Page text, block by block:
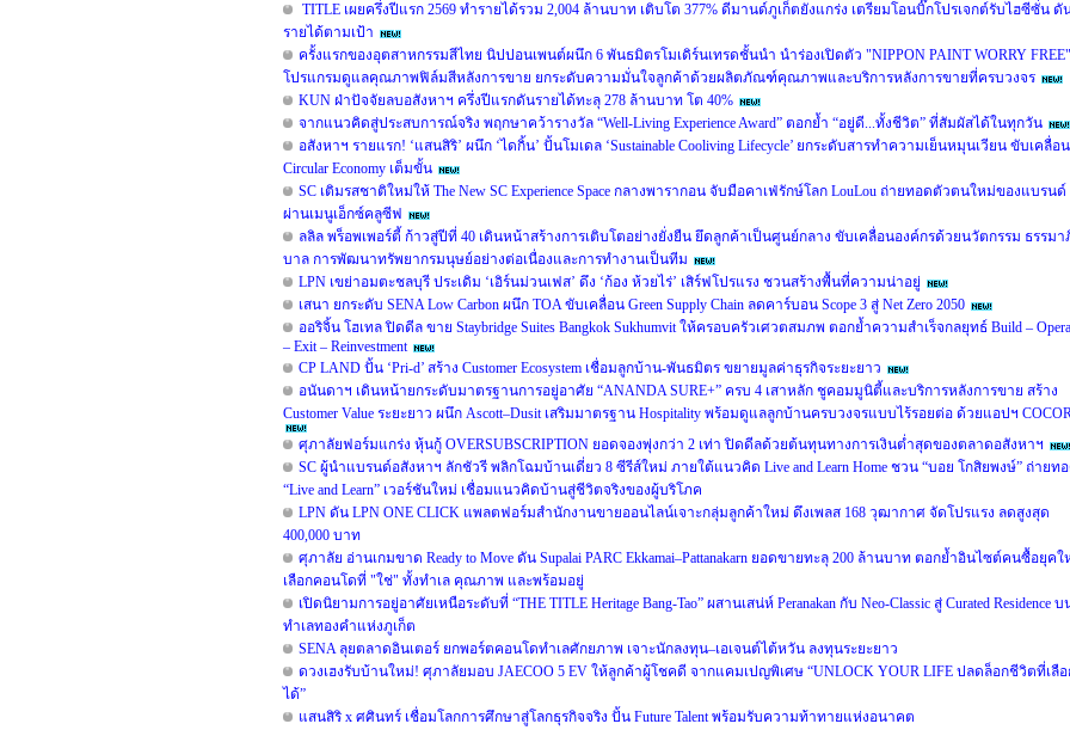
TITLE เผยครึ่งปีแรก 2569 ทำรายได้รวม 2,004 ล้านบาท เติบโต 377% ดีมานด์ภูเก็ตยังแกร่ง เตรียมโอนบิ๊กโปรเจกต์รับไฮซีซั่น ดั
รายได้ตามเป้า
ครั้งแรกของอุตสาหกรรมสีไทย นิปปอนเพนต์ผนึก 6 พันธมิตรโมเดิร์นเทรดชั้นนำ นำร่องเปิดตัว "NIPPON PAINT WORRY FREE"
โปรแกรมดูแลคุณภาพฟิล์มสีหลังการขาย ยกระดับความมั่นใจลูกค้าด้วยผลิตภัณฑ์คุณภาพและบริการหลังการขายที่ครบวงจร
KUN ฝ่าปัจจัยลบอสังหาฯ ครึ่งปีแรกดันรายได้ทะลุ 278 ล้านบาท โต 40%
จากแนวคิดสู่ประสบการณ์จริง พฤกษาคว้ารางวัล “Well-Living Experience Award” ตอกย้ำ “อยู่ดี...ทั้งชีวิต” ที่สัมผัสได้ในทุกวัน
อสังหาฯ รายแรก! ‘แสนสิริ’ ผนึก ‘ไดกิ้น’ ปั้นโมเดล ‘Sustainable Cooliving Lifecycle’ ยกระดับสารทำความเย็นหมุนเวียน ขับเคลื่อน
Circular Economy เต็มขั้น
SC เติมรสชาติใหม่ให้ The New SC Experience Space กลางพารากอน จับมือคาเฟ่รักษ์โลก LouLou ถ่ายทอดตัวตนใหม่ของแบรนด์
ผ่านเมนูเอ็กซ์คลูซีฟ
ลลิล พร็อพเพอร์ตี้ ก้าวสู่ปีที่ 40 เดินหน้าสร้างการเติบโตอย่างยั่งยืน ยึดลูกค้าเป็นศูนย์กลาง ขับเคลื่อนองค์กรด้วยนวัตกรรม ธรรมา
บาล การพัฒนาทรัพยากรมนุษย์อย่างต่อเนื่องและการทำงานเป็นทีม
LPN เขย่าอมตะชลบุรี ประเดิม ‘เอิร์นม่วนเฟส’ ดึง ‘ก้อง ห้วยไร่’ เสิร์ฟโปรแรง ชวนสร้างพื้นที่ความน่าอยู่
เสนา ยกระดับ SENA Low Carbon ผนึก TOA ขับเคลื่อน Green Supply Chain ลดคาร์บอน Scope 3 สู่ Net Zero 2050
ออริจิ้น โฮเทล ปิดดีล ขาย Staybridge Suites Bangkok Sukhumvit ให้ครอบครัวเศวตสมภพ ตอกย้ำความสำเร็จกลยุทธ์ Build –
– Exit – Reinvestment
CP LAND ปั้น ‘Pri-d’ สร้าง Customer Ecosystem เชื่อมลูกบ้าน-พันธมิตร ขยายมูลค่าธุรกิจระยะยาว
อนันดาฯ เดินหน้ายกระดับมาตรฐานการอยู่อาศัย “ANANDA SURE+” ครบ 4 เสาหลัก ชูคอมมูนิตี้และบริการหลังการขาย สร้าง
Customer Value ระยะยาว ผนึก Ascott–Dusit เสริมมาตรฐาน Hospitality พร้อมดูแลลูกบ้านครบวงจรแบบไร้รอยต่อ ด้วยแอปฯ
ศุภาลัยฟอร์มแกร่ง หุ้นกู้ OVERSUBSCRIPTION ยอดจองพุ่งกว่า 2 เท่า ปิดดีลด้วยต้นทุนทางการเงินต่ำสุดของตลาดอสังหาฯ
SC ผู้นำแบรนด์อสังหาฯ ลักชัวรี พลิกโฉมบ้านเดี่ยว 8 ซีรีส์ใหม่ ภายใต้แนวคิด Live and Learn Home ชวน “บอย โกสิยพงษ์” ถ่ายท
“Live and Learn” เวอร์ชันใหม่ เชื่อมแนวคิดบ้านสู่ชีวิตจริงของผู้บริโภค
LPN ดัน LPN ONE CLICK แพลตฟอร์มสำนักงานขายออนไลน์เจาะกลุ่มลูกค้าใหม่ ดึงเพลส 168 วุฒากาศ จัดโปรแรง ลดสูงสุด
400,000 บาท
ศุภาลัย อ่านเกมขาด Ready to Move ดัน Supalai PARC Ekkamai–Pattanakarn ยอดขายทะลุ 200 ล้านบาท ตอกย้ำอินไซต์คนซื้อยุคใ
เลือกคอนโดที่ "ใช่" ทั้งทำเล คุณภาพ และพร้อมอยู่
เปิดนิยามการอยู่อาศัยเหนือระดับที่ “THE TITLE Heritage Bang-Tao” ผสานเสน่ห์ Peranakan กับ Neo-Classic สู่ Curated Residence บ
ทำเลทองคำแห่งภูเก็ต
SENA ลุยตลาดอินเตอร์ ยกพอร์ตคอนโดทำเลศักยภาพ เจาะนักลงทุน–เอเจนต์ไต้หวัน ลงทุนระยะยาว
ดวงเฮงรับบ้านใหม่! ศุภาลัยมอบ JAECOO 5 EV ให้ลูกค้าผู้โชคดี จากแคมเปญพิเศษ “UNLOCK YOUR LIFE ปลดล็อกชีวิตที่เลื
ได้”
แสนสิริ x ศศินทร์ เชื่อมโลกการศึกษาสู่โลกธุรกิจจริง ปั้น Future Talent พร้อมรับความท้าทายแห่งอนาคต